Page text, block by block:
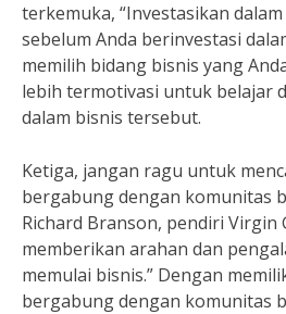
terkemuka, “Investasikan
sebelum Anda berinvestasi
memilih bidang bisnis yang
lebih termotivasi untuk belajar
dalam bisnis tersebut.
Ketiga, jangan ragu untuk
bergabung dengan komunitas
Richard Branson, pendiri Virgin
memberikan arahan dan
memulai bisnis.” Dengan
bergabung dengan komunitas